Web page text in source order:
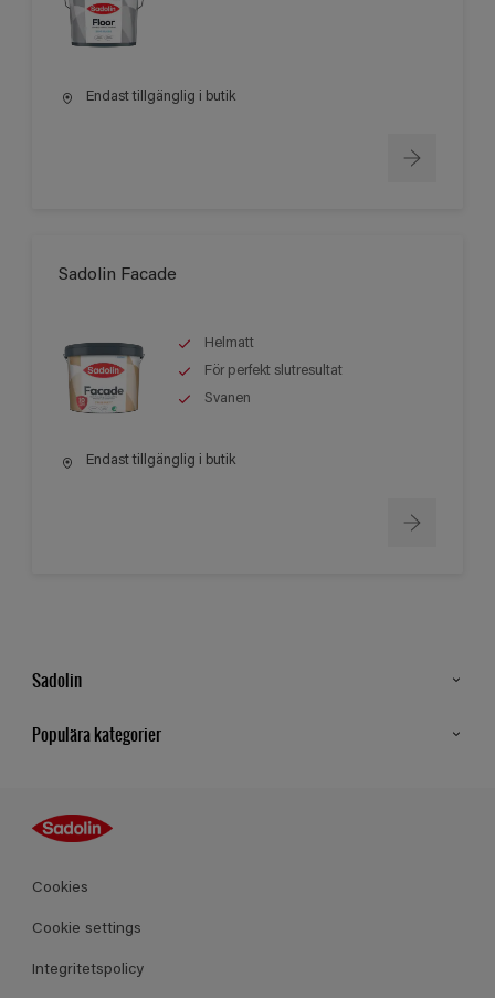
Endast tillgänglig i butik
Sadolin Facade
Helmatt
För perfekt slutresultat
Svanen
Endast tillgänglig i butik
Sadolin
Populära kategorier
Kulörer
Produkter
Cookies
Cookie settings
Integritetspolicy